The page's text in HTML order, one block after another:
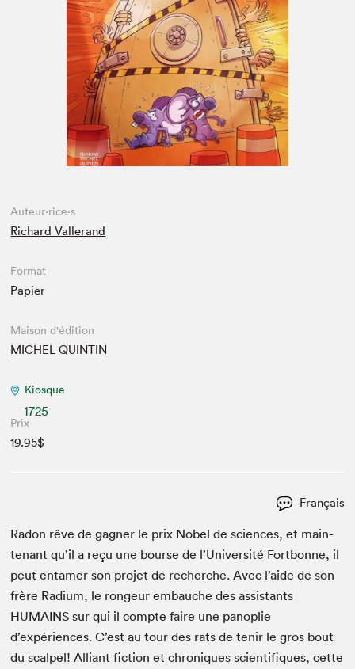
Espace médias
Auteur·rice·s
Richard Vallerand
Format
Papier
Maison d'édition
MICHEL QUINTIN
Kiosque
1725
Prix
19.95$
Français
Radon rêve de gag­n­er le prix Nobel de sci­ences, et main­
tenant qu’il a reçu une bourse de l’Université Fort­bonne, il
peut entamer son pro­jet de recherche. Avec l’aide de son
frère Radi­um, le rongeur embauche des assis­tants
HUMAINS sur qui il compte faire une panoplie
d’expériences. C’est au tour des rats de tenir le gros bout
du scalpel! Alliant fic­tion et chroniques sci­en­tifiques, cette